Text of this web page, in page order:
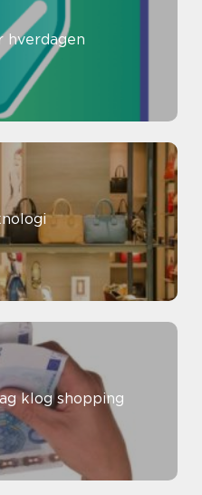
hverdagen
klog shopping